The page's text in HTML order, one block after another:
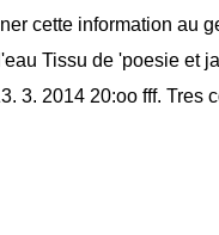
cette information au
Tissu de 'poesie et
3. 2014 20:oo fff. Tres